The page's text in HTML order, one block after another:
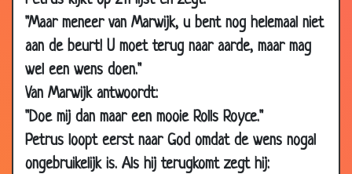
"Maar meneer van Marwijk, u bent nog helemaal niet
aan de beurt! U moet terug naar aarde, maar mag
wel een wens doen."
Van Marwijk antwoordt:
"Doe mij dan maar een mooie Rolls Royce."
Petrus loopt eerst naar God omdat de wens nogal
ongebruikelijk is. Als hij terugkomt zegt hij:
05 Mar
2003
Stoere PSV fan 3.70
05 Mar
2003
Rust
05 Mar
2003
Vlieg
12 Feb 2003 Ajax